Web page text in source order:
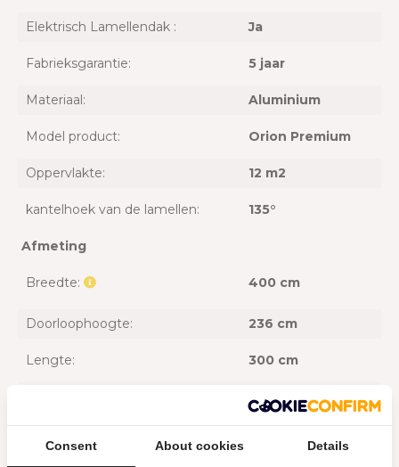
Elektrisch Lamellendak : Ja
Fabrieksgarantie: 5 jaar
Materiaal: Aluminium
Model product: Orion Premium
Oppervlakte: 12 m2
kantelhoek van de lamellen: 135°
Afmeting
Breedte: 400 cm
Doorloophoogte: 236 cm
Lengte: 300 cm
255 cm
Algemeen
Consent About cookies Details